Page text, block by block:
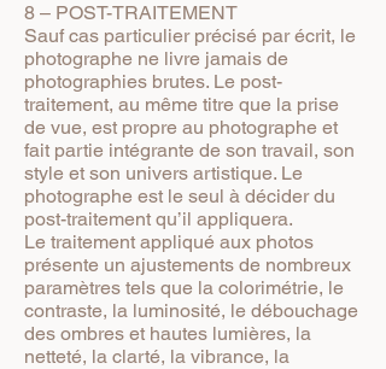
8 – POST-TRAITEMENT
Sauf cas particulier précisé par écrit, le
photographe ne livre jamais de
photographies brutes. Le post-
traitement, au même titre que la prise
de vue, est propre au photographe et
fait partie intégrante de son travail, son
style et son univers artistique. Le
photographe est le seul à décider du
post-traitement qu’il appliquera.
Le traitement appliqué aux photos
présente un ajustements de nombreux
paramètres tels que la colorimétrie, le
contraste, la luminosité, le débouchage
des ombres et hautes lumières, la
netteté, la clarté, la vibrance, la